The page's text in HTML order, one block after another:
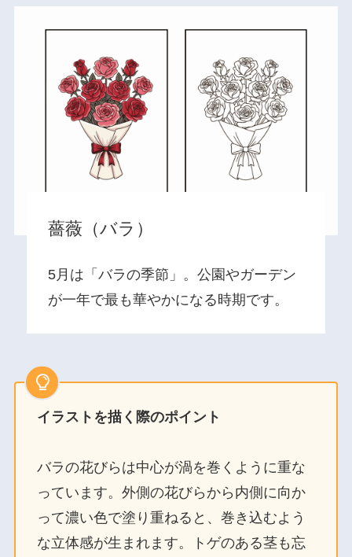
薔薇（バラ）
5月は「バラの季節」。公園やガーデン
が一年で最も華やかになる時期です。
イラストを描く際のポイント
バラの花びらは中心が渦を巻くように重な
っています。外側の花びらから内側に向か
って濃い色で塗り重ねると、巻き込むよう
な立体感が生まれます。トゲのある茎も忘